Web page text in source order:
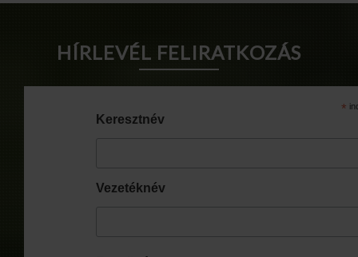
HÍRLEVÉL FELIRATKOZÁS
*
Keresztnév
Vezetéknév